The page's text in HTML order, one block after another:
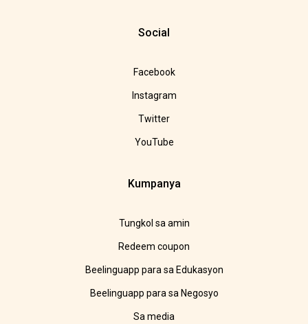
Social
Facebook
Instagram
Twitter
YouTube
Kumpanya
Tungkol sa amin
Redeem coupon
Beelinguapp para sa Edukasyon
Beelinguapp para sa Negosyo
Sa media